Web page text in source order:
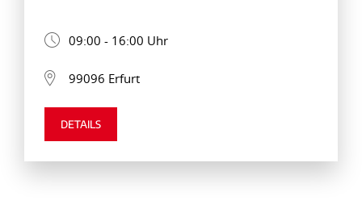
09:00 - 16:00 Uhr
99096 Erfurt
DETAILS